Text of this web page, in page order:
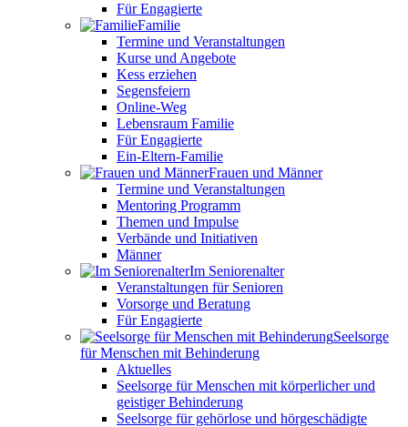
Für Engagierte
Familie
Termine und Veranstaltungen
Kurse und Angebote
Kess erziehen
Segensfeiern
Online-Weg
Lebensraum Familie
Für Engagierte
Ein-Eltern-Familie
Frauen und Männer
Termine und Veranstaltungen
Mentoring Programm
Themen und Impulse
Verbände und Initiativen
Männer
Im Seniorenalter
Veranstaltungen für Senioren
Vorsorge und Beratung
Für Engagierte
Seelsorge
für Menschen mit Behinderung
Aktuelles
Seelsorge für Menschen mit körperlicher und
geistiger Behinderung
Seelsorge für gehörlose und hörgeschädigte